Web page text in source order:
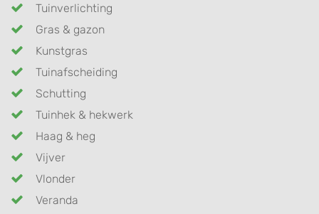
Tuinverlichting
Gras & gazon
Kunstgras
Tuinafscheiding
Schutting
Tuinhek & hekwerk
Haag & heg
Vijver
Vlonder
Veranda